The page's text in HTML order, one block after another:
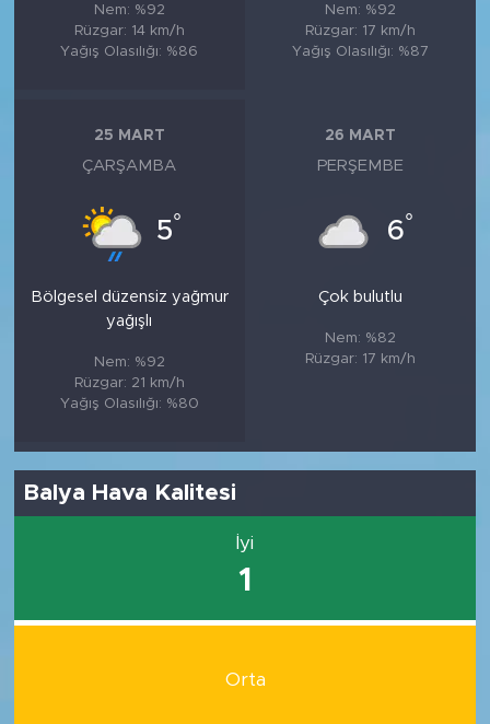
Nem: %92
Rüzgar: 14 km/h
Yağış Olasılığı: %86
Nem: %92
Rüzgar: 17 km/h
Yağış Olasılığı: %87
25 MART
ÇARŞAMBA
5°
Bölgesel düzensiz yağmur
yağışlı
Nem: %92
Rüzgar: 21 km/h
Yağış Olasılığı: %80
26 MART
PERŞEMBE
6°
Çok bulutlu
Nem: %82
Rüzgar: 17 km/h
Balya Hava Kalitesi
İyi
1
Orta